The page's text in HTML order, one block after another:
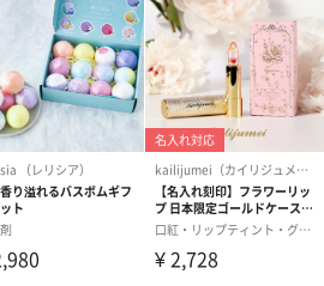
コットン巾着 【誕生
日】（スモーキーピン
ク）M（550円）
コットン巾着
とう】 M（